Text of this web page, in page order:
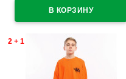
2 + 1